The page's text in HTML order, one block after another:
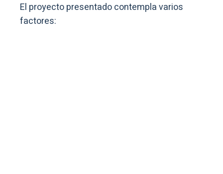
El proyecto presentado contempla varios
factores: